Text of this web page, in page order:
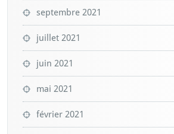
septembre 2021
juillet 2021
juin 2021
mai 2021
février 2021